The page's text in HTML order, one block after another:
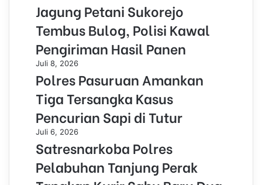
Jagung Petani Sukorejo
Tembus Bulog, Polisi Kawal
Pengiriman Hasil Panen
Juli 8, 2026
Polres Pasuruan Amankan
Tiga Tersangka Kasus
Pencurian Sapi di Tutur
Juli 6, 2026
Satresnarkoba Polres
Pelabuhan Tanjung Perak